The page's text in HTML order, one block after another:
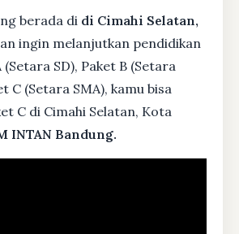
berada di di Cimahi Selatan,
ingin melanjutkan pendidikan
SD), Paket B (Setara
C (Setara SMA), kamu bisa
C di Cimahi Selatan, Kota
INTAN Bandung.